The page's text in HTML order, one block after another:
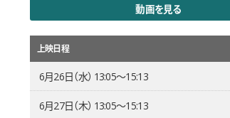
動画を見る
上映日程
6月26日（水） 13:05〜15:13
6月27日（木） 13:05〜15:13